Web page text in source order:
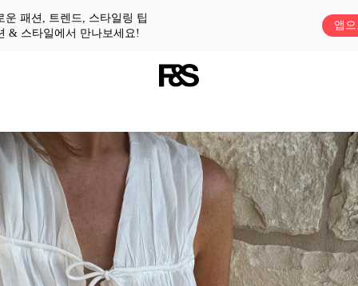
운 패션, 트렌드, 스타일링 팁
& 스타일에서 만나보세요!
앱